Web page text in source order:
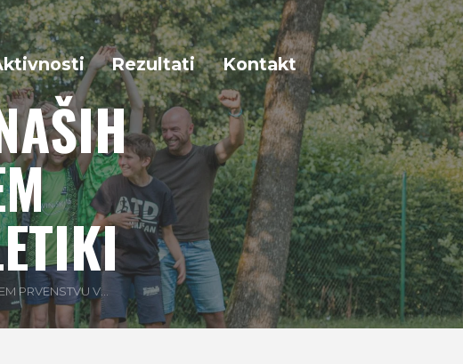
Rezultati Kontakt
PRVENSTVU V...